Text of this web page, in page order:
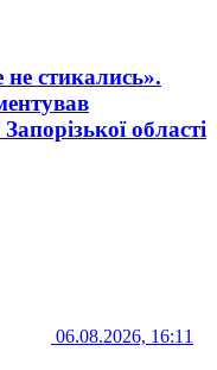
стикались».
області
06.08.2026, 16:11